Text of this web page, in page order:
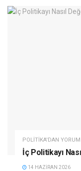
POLITIKA'DAN YORUM
İç Politikayı
14 HAZIRAN 2026